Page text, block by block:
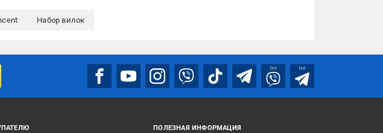
Набор вилок
bot bot
ПОЛЕЗНАЯ ИНФОРМАЦИЯ